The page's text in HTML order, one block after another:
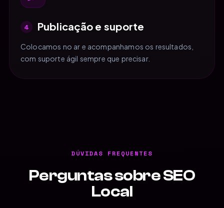
4 Publicação e suporte
Colocamos no ar e acompanhamos os resultados,
com suporte ágil sempre que precisar.
DÚVIDAS FREQUENTES
Perguntas sobre SEO
Local